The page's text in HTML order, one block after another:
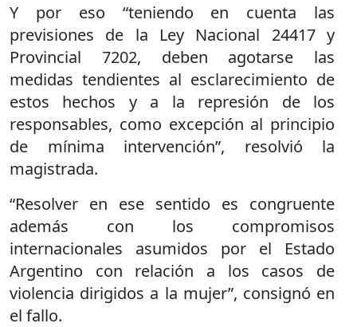
Y por eso “teniendo en cuenta las
previsiones de la Ley Nacional 24417 y
Provincial 7202, deben agotarse las
medidas tendientes al esclarecimiento de
estos hechos y a la represión de los
responsables, como excepción al principio
de mínima intervención”, resolvió la
magistrada.
“Resolver en ese sentido es congruente
además con los compromisos
internacionales asumidos por el Estado
Argentino con relación a los casos de
violencia dirigidos a la mujer”, consignó en
el fallo.